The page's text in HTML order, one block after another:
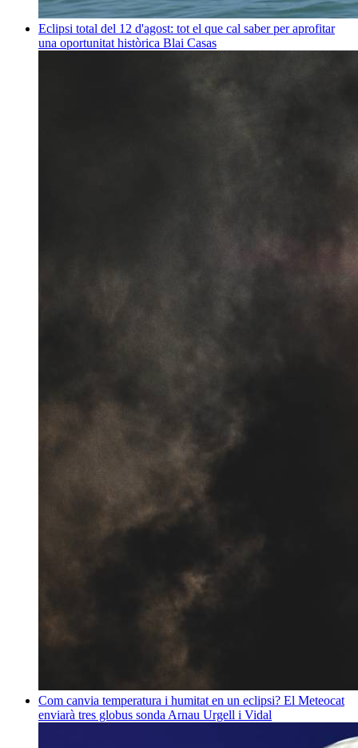
Eclipsi total del 12 d'agost: tot el que cal saber per aprofitar
una oportunitat històrica Blai Casas
Com canvia temperatura i humitat en un eclipsi? El Meteocat
enviarà tres globus sonda Arnau Urgell i Vidal